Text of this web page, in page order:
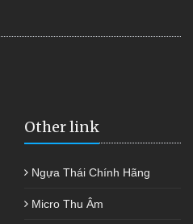
Other link
Ngựa Thái Chính Hãng
Micro Thu Âm